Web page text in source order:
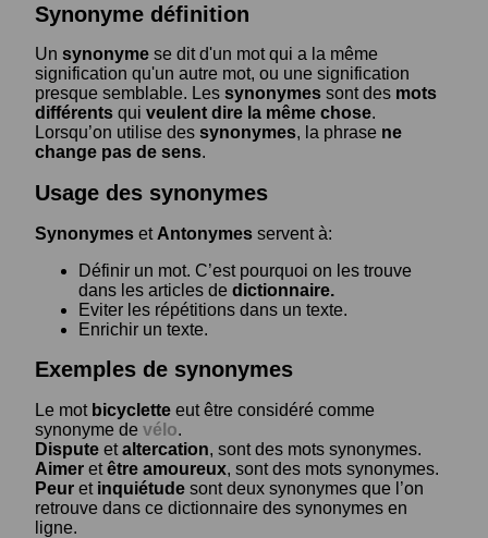
Synonyme définition
Un synonyme se dit d'un mot qui a la même
signification qu'un autre mot, ou une signification
presque semblable. Les synonymes sont des mots
différents qui veulent dire la même chose.
Lorsqu’on utilise des synonymes, la phrase ne
change pas de sens.
Usage des synonymes
Synonymes et Antonymes servent à:
Définir un mot. C’est pourquoi on les trouve
dans les articles de dictionnaire.
Eviter les répétitions dans un texte.
Enrichir un texte.
Exemples de synonymes
Le mot bicyclette eut être considéré comme
synonyme de vélo.
Dispute etaltercation, sont des mots synonymes.
Aimer etêtre amoureux, sont des mots synonymes.
Peur et inquiétude sont deux synonymes que l’on
retrouve dans ce dictionnaire des synonymes en
ligne.